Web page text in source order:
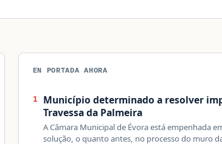
EN PORTADA AHORA
1
Município determinado a resolver
Travessa da Palmeira
A Câmara Municipal de Évora está empenhada
solução, o quanto antes, no processo do muro